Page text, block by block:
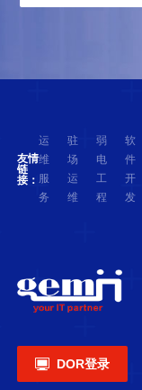
友情
链
接：
运
维
服
务
驻
场
运
维
弱
电
工
程
软
件
开
发
 DOR登录